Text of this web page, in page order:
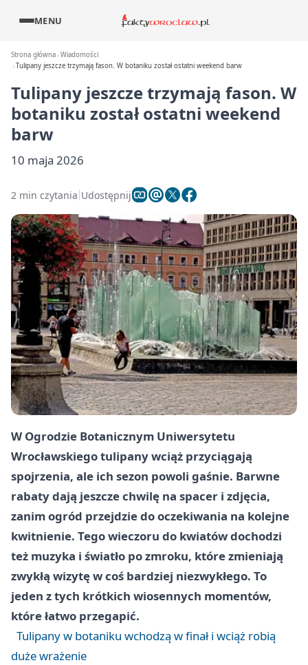
MENU
Strona główna Wiadomości
Tulipany jeszcze trzymają fason. W botaniku został ostatni weekend barw
Tulipany jeszcze trzymają fason. W
botaniku został ostatni weekend
barw
10 maja 2026
2 min czytania Udostępnij
W Ogrodzie Botanicznym Uniwersytetu
Wrocławskiego tulipany wciąż przyciągają
spojrzenia, ale ich sezon powoli gaśnie. Barwne
rabaty dają jeszcze chwilę na spacer i zdjęcia,
zanim ogród przejdzie do oczekiwania na kolejne
kwitnienie. Tego wieczoru do kwiatów dochodzi
też muzyka i światło po zmroku, które zmieniają
zwykłą wizytę w coś bardziej niezwykłego. To
jeden z tych krótkich wiosennych momentów,
które łatwo przegapić.
Tulipany w botaniku wchodzą w finał i wciąż robią
duże wrażenie